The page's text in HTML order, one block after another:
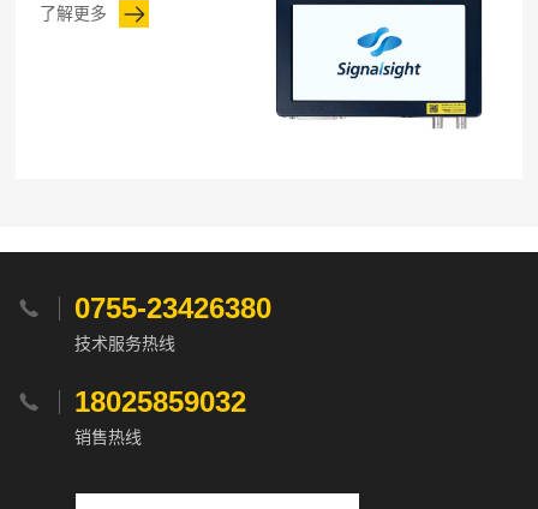
了解更多
 0755-23426380
技术服务热线
 18025859032
销售热线